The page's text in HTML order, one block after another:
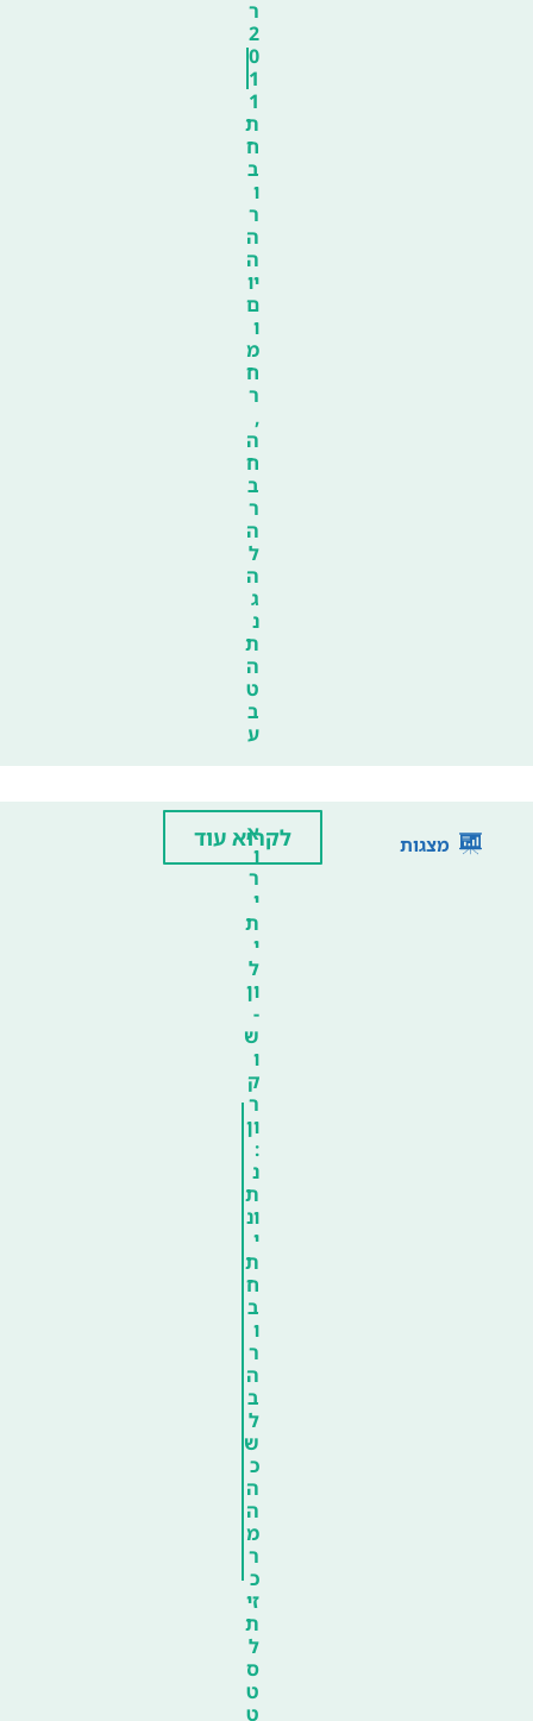
ר
2
0
1
1
ת
ח
ב
ו
ר
ה
ה
יו
ם
ו
מ
ח
ר
,
ה
ח
ב
ר
ה
ל
ה
ג
נ
ת
ה
ט
ב
ע
מצגות
א
ו
ר
י
ת
י
ל
ון
-
ש
ו
ק
ר
ון
:
נ
ת
ונ
י
ת
ח
ב
ו
ר
ה
ב
ל
ש
כ
ה
ה
מ
ר
כ
זי
ת
ל
ס
ט
ט
לקרוא עוד